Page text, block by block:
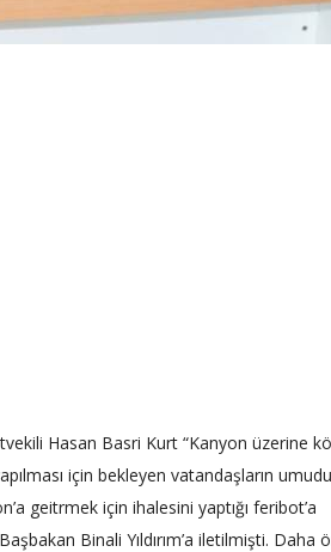
Hasan Basri Kurt “Kanyon üzerine
için bekleyen vatandaşların
geitrmek için ihalesini yaptığı feribot’a
Binali Yıldırım’a iletilmişti. Daha